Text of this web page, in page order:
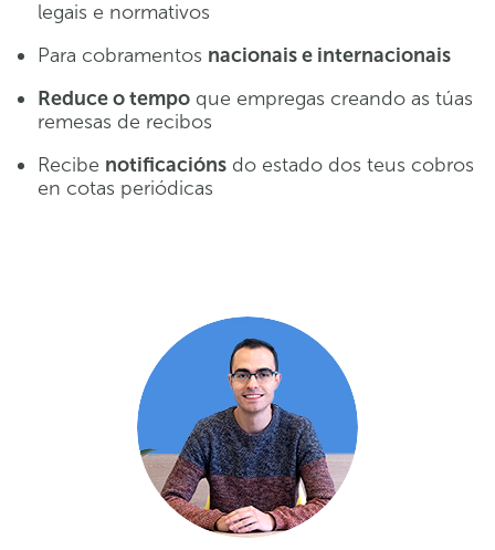
legais e normativos
Para cobramentos nacionais e internacionais
Reduce o tempo que empregas creando as túas
remesas de recibos
Recibe notificacións do estado dos teus cobros
en cotas periódicas